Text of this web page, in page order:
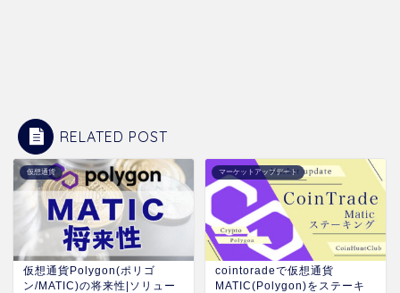
RELATED POST
仮想通貨
仮想通貨Polygon(ポリゴ
ン/MATIC)の将来性|ソリュー
マーケットアップデート
cointoradeで仮想通貨
MATIC(Polygon)をステーキ